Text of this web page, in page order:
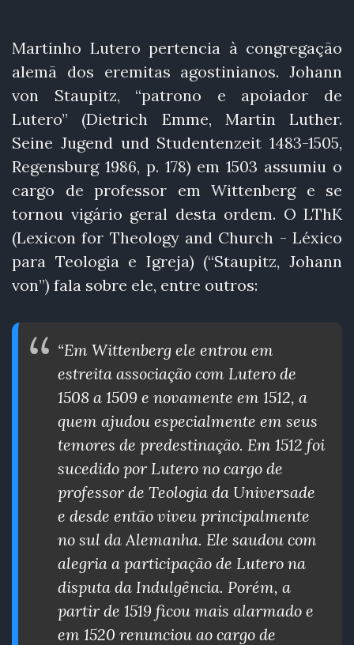
Martinho Lutero pertencia à congregação
alemã dos eremitas agostinianos. Johann
von Staupitz, “patrono e apoiador de
Lutero” (Dietrich Emme, Martin Luther.
Seine Jugend und Studentenzeit 1483-1505,
Regensburg 1986, p. 178) em 1503 assumiu o
cargo de professor em Wittenberg e se
tornou vigário geral desta ordem. O LThK
(Lexicon for Theology and Church - Léxico
para Teologia e Igreja) (“Staupitz, Johann
von”) fala sobre ele, entre outros:
“Em Wittenberg ele entrou em
estreita associação com Lutero de
1508 a 1509 e novamente em 1512, a
quem ajudou especialmente em seus
temores de predestinação. Em 1512 foi
sucedido por Lutero no cargo de
professor de Teologia da Universade
e desde então viveu principalmente
no sul da Alemanha. Ele saudou com
alegria a participação de Lutero na
disputa da Indulgência. Porém, a
partir de 1519 ficou mais alarmado e
em 1520 renunciou ao cargo de